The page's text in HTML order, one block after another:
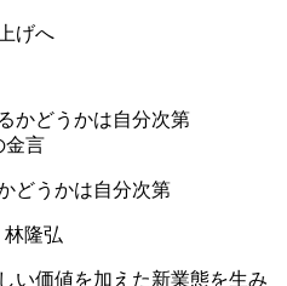
げへ
金言
どうかは自分次第
隆弘